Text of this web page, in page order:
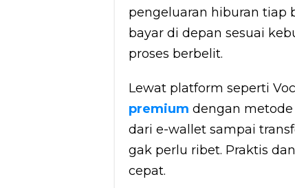
pengeluaran hiburan tiap
bayar di depan sesuai
proses berbelit.
Lewat platform seperti
premium dengan
dari e-wallet sampai
gak perlu ribet. Praktis
cepat.